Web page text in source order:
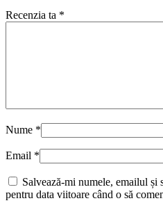
Recenzia ta *
Nume *
Email *
Salvează-mi numele, emailul și
pentru data viitoare când o să